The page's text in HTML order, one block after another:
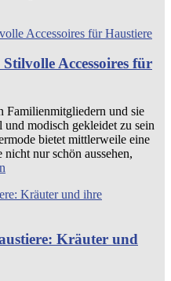
Accessoires für
Familienmitgliedern und sie
modisch gekleidet zu sein
bietet mittlerweile eine
nur schön aussehen,
Kräuter und